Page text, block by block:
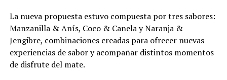
La nueva propuesta estuvo compuesta por tres sabores:
Manzanilla & Anís, Coco & Canela y Naranja &
Jengibre, combinaciones creadas para ofrecer nuevas
experiencias de sabor y acompañar distintos momentos
de disfrute del mate.